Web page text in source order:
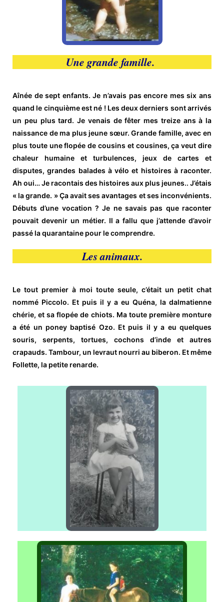
Une grande famille.
Aînée de sept enfants. Je n’avais pas encore mes six ans
quand le cinquième est né ! Les deux derniers sont arrivés
un peu plus tard. Je venais de fêter mes treize ans à la
naissance de ma plus jeune sœur. Grande famille, avec en
plus toute une flopée de cousins et cousines, ça veut dire
chaleur humaine et turbulences, jeux de cartes et
disputes, grandes balades à vélo et histoires à raconter.
Ah oui… Je racontais des histoires aux plus jeunes.. J’étais
« la grande. » Ça avait ses avantages et ses inconvénients.
Débuts d’une vocation ? Je ne savais pas que raconter
pouvait devenir un métier. Il a fallu que j’attende d’avoir
passé la quarantaine pour le comprendre.
Les animaux.
Le tout premier à moi toute seule, c’était un petit chat
nommé Piccolo. Et puis il y a eu Quéna, la dalmatienne
chérie, et sa flopée de chiots. Ma toute première monture
a été un poney baptisé Ozo. Et puis il y a eu quelques
souris, serpents, tortues, cochons d’inde et autres
crapauds. Tambour, un levraut nourri au biberon. Et même
Follette, la petite renarde.